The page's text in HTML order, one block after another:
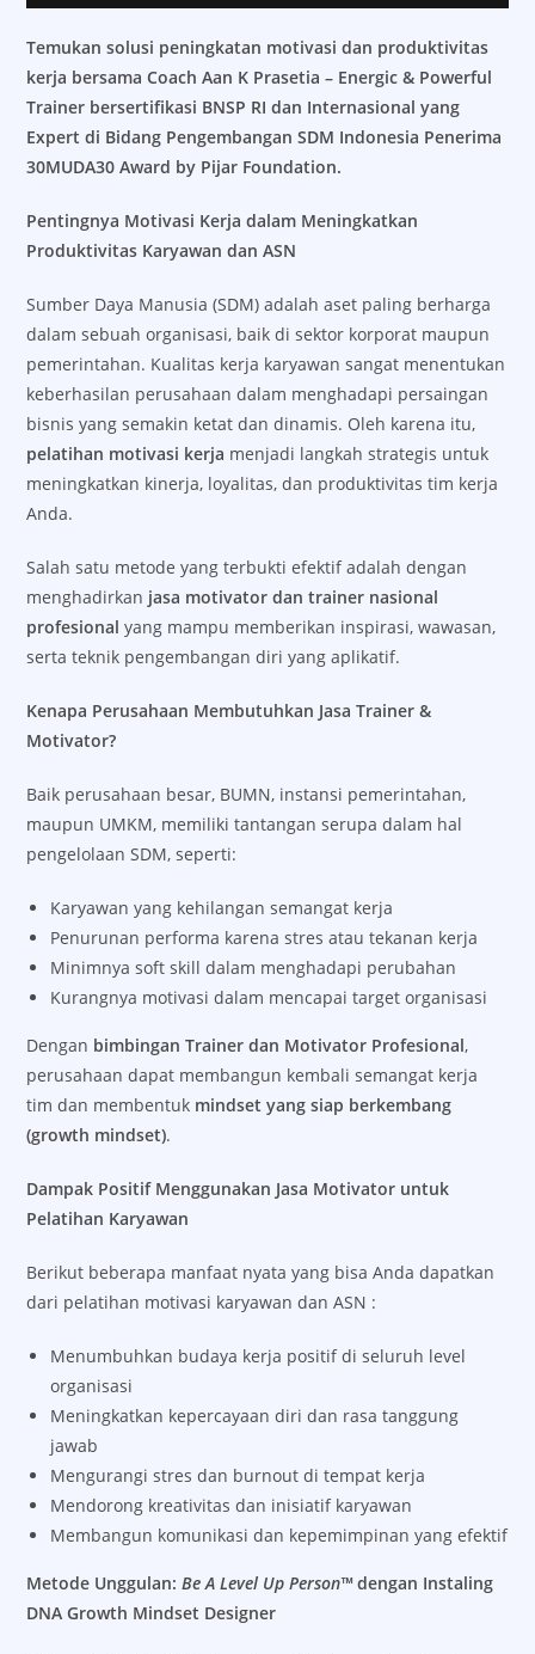
Temukan solusi peningkatan motivasi dan produktivitas
kerja bersama Coach Aan K Prasetia – Energic & Powerful
Trainer bersertifikasi BNSP RI dan Internasional yang
Expert di Bidang Pengembangan SDM Indonesia Penerima
30MUDA30 Award by Pijar Foundation.
Pentingnya Motivasi Kerja dalam Meningkatkan
Produktivitas Karyawan dan ASN
Sumber Daya Manusia (SDM) adalah aset paling berharga
dalam sebuah organisasi, baik di sektor korporat maupun
pemerintahan. Kualitas kerja karyawan sangat menentukan
keberhasilan perusahaan dalam menghadapi persaingan
bisnis yang semakin ketat dan dinamis. Oleh karena itu,
pelatihan motivasi kerja menjadi langkah strategis untuk
meningkatkan kinerja, loyalitas, dan produktivitas tim kerja
Anda.
Salah satu metode yang terbukti efektif adalah dengan
menghadirkan jasa motivator dan trainer nasional
profesional yang mampu memberikan inspirasi, wawasan,
serta teknik pengembangan diri yang aplikatif.
Kenapa Perusahaan Membutuhkan Jasa Trainer &
Motivator?
Baik perusahaan besar, BUMN, instansi pemerintahan,
maupun UMKM, memiliki tantangan serupa dalam hal
pengelolaan SDM, seperti:
Karyawan yang kehilangan semangat kerja
Penurunan performa karena stres atau tekanan kerja
Minimnya soft skill dalam menghadapi perubahan
Kurangnya motivasi dalam mencapai target organisasi
Dengan bimbingan Trainer dan Motivator Profesional,
perusahaan dapat membangun kembali semangat kerja
tim dan membentuk mindset yang siap berkembang
(growth mindset).
Dampak Positif Menggunakan Jasa Motivator untuk
Pelatihan Karyawan
Berikut beberapa manfaat nyata yang bisa Anda dapatkan
dari pelatihan motivasi karyawan dan ASN :
Menumbuhkan budaya kerja positif di seluruh level
organisasi
Meningkatkan kepercayaan diri dan rasa tanggung
jawab
Mengurangi stres dan burnout di tempat kerja
Mendorong kreativitas dan inisiatif karyawan
Membangun komunikasi dan kepemimpinan yang efektif
Metode Unggulan:Be A Level Up Person™ dengan Instaling
DNA Growth Mindset Designer